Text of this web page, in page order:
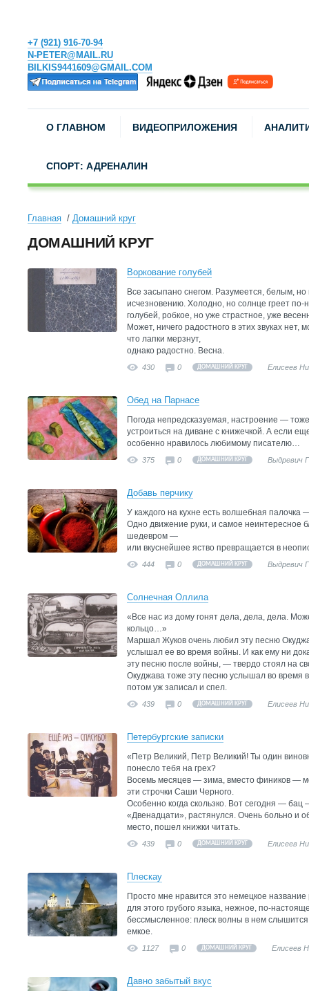
+7 (921) 916-70-94
N-PETER@MAIL.RU
BILKIS9441609@GMAIL.COM
О ГЛАВНОМ ВИДЕОПРИЛОЖЕНИЯ
СПОРТ: АДРЕНАЛИН
Главная Домашний круг
ДОМАШНИЙ КРУГ
Воркование голубей
Все засыпано снегом. Разумеется, белым, но
исчезновению. Холодно, но солнце греет
голубей, робкое, но уже страстное, уже
Может, ничего радостного в этих звуках нет,
что лапки мерзнут,
однако радостно. Весна.
430 0 ДОМАШНИЙ КРУГ Елисеев
Обед на Парнасе
Погода непредсказуемая, настроение —
устроиться на диване с книжечкой. А если
особенно нравилось любимому писателю…
375 0 ДОМАШНИЙ КРУГ Выдревич
Добавь перчику
У каждого на кухне есть волшебная палочка
Одно движение руки, и самое неинтересное
шедевром —
или вкуснейшее яство превращается в
444 0 ДОМАШНИЙ КРУГ Выдревич
Солнечная Оллила
«Все нас из дому гонят дела, дела, дела.
кольцо…»
Маршал Жуков очень любил эту песню
услышал ее во время войны. И как ему ни
эту песню после войны, — твердо стоял на
Окуджава тоже эту песню услышал во время
потом уж записал и спел.
439 0 ДОМАШНИЙ КРУГ Елисеев
Петербургские записки
«Петр Великий, Петр Великий! Ты один
понесло тебя на грех?
Восемь месяцев — зима, вместо фиников —
эти строчки Саши Черного.
Особенно когда скользко. Вот сегодня — бац
«Двенадцати», растянулся. Очень больно и
место, пошел книжки читать.
439 0 ДОМАШНИЙ КРУГ Елисеев
Плескау
Просто мне нравится это немецкое
для этого грубого языка, нежное, по-
бессмысленное: плеск волны в нем
емкое.
1127 0 ДОМАШНИЙ КРУГ Елисеев
Давно забытый вкус